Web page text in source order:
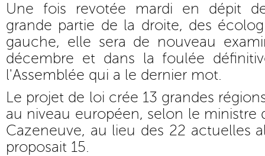
Une fois revotée mardi en dépit
grande partie de la droite, des
gauche, elle sera de nouveau
décembre et dans la foulée
l'Assemblée qui a le dernier mot.
Le projet de loi crée 13 grandes
au niveau européen, selon le ministre
Cazeneuve, au lieu des 22 actuelles
proposait 15.